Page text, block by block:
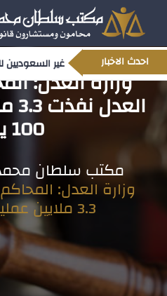
احدث الاخبار
المتعلق بملكية غير السعوديين
وزارة العدل:
100 يوم
مكتب سلطان
وزارة العدل:
3.3 ملايين عملية في 100 يوم